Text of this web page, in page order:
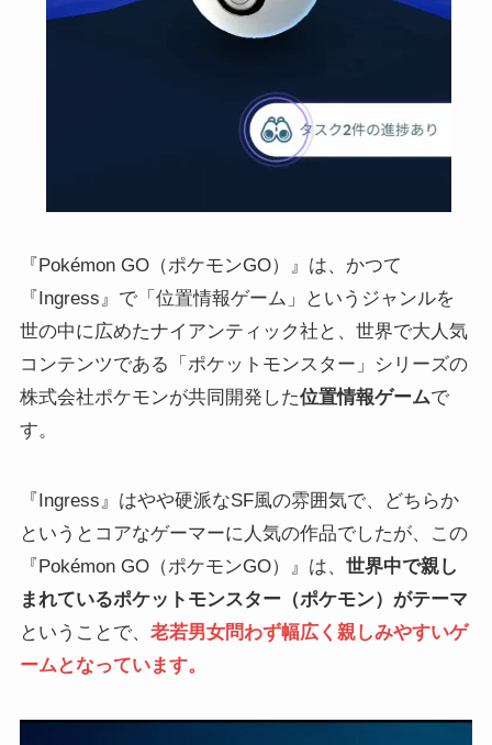
『Pokémon GO（ポケモンGO）』は、かつて
『Ingress』で「位置情報ゲーム」というジャンルを
世の中に広めたナイアンティック社と、世界で大人気
コンテンツである「ポケットモンスター」シリーズの
株式会社ポケモンが共同開発した位置情報ゲームで
す。
『Ingress』はやや硬派なSF風の雰囲気で、どちらか
というとコアなゲーマーに人気の作品でしたが、この
『Pokémon GO（ポケモンGO）』は、 世界中で親し
まれているポケットモンスター（ポケモン）がテーマ
ということで、 老若男女問わず幅広く親しみやすいゲ
ームとなっています。